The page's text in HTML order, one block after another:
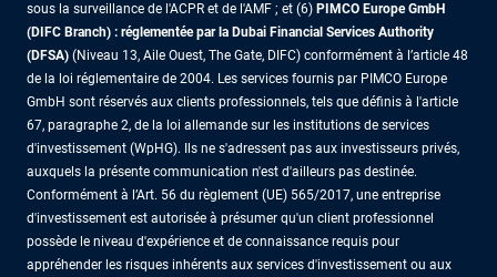
sous la surveillance de l'ACPR et de l'AMF ; et (6) PIMCO Europe GmbH
(DIFC Branch) : réglementée par la Dubai Financial Services Authority
(DFSA) (Niveau 13, Aile Ouest, The Gate, DIFC) conformément à l’article 48
de la loi réglementaire de 2004. Les services fournis par PIMCO Europe
GmbH sont réservés aux clients professionnels, tels que définis à l'article
67, paragraphe 2, de la loi allemande sur les institutions de services
d'investissement (WpHG). Ils ne s'adressent pas aux investisseurs privés,
auxquels la présente communication n'est d'ailleurs pas destinée.
Conformément à l’Art. 56 du règlement (UE) 565/2017, une entreprise
d'investissement est autorisée à présumer qu'un client professionnel
possède le niveau d'expérience et de connaissance requis pour
appréhender les risques inhérents aux services d'investissement ou aux